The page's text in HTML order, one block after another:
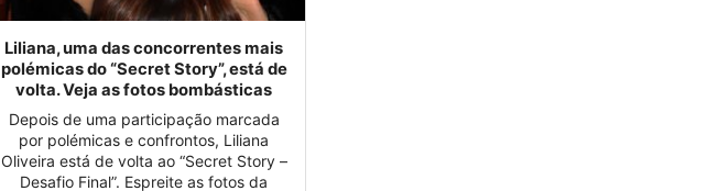
Liliana, uma das concorrentes mais
polémicas do “Secret Story”, está de
volta. Veja as fotos bombásticas
Depois de uma participação marcada
por polémicas e confrontos, Liliana
Oliveira está de volta ao “Secret Story –
Desafio Final”. Espreite as fotos da